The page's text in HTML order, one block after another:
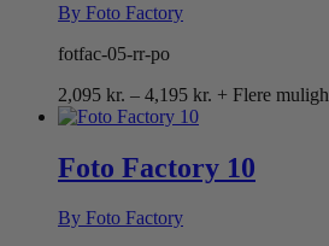
By Foto Factory
fotfac-05-rr-po
2,095 kr. – 4,195 kr. Prisinterval:
4,195 kr.
+ Flere
Foto Factory 10
By Foto Factory